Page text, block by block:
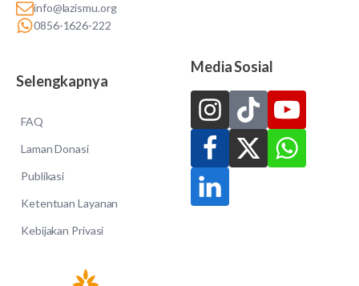
info@lazismu.org
0856-1626-222
Selengkapnya
FAQ
Laman Donasi
Publikasi
Ketentuan Layanan
Kebijakan Privasi
Media Sosial